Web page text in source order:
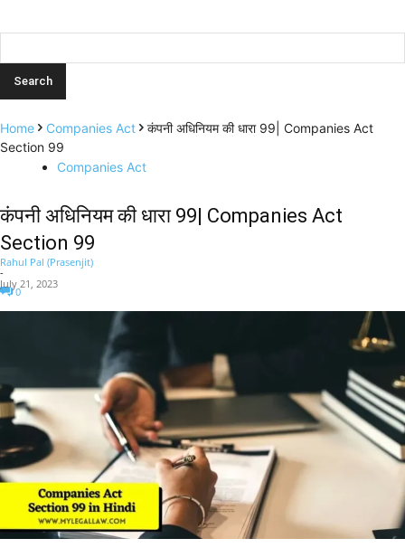
Home Companies Act
कंपनी अधिनियम की धारा 99| Companies Act
Section 99
Companies Act
कंपनी अधिनियम की धारा 99| Companies Act
Section 99
Rahul Pal (Prasenjit)
-
July 21, 2023
0